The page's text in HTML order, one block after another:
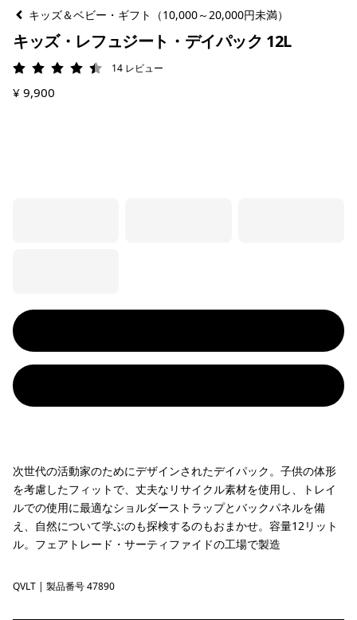
キッズ＆ベビー・ギフト（10,000～20,000円未満）
キッズ・レフュジート・デイパック 12L
評価: 4.4 / 5
14 レビュー
¥ 9,900
次世代の活動家のためにデザインされたデイパック。子供の体形
を考慮したフィットで、丈夫なリサイクル素材を使用し、トレイ
ルでの使用に最適なショルダーストラップとバックパネルを備
え、自然について学ぶのも探検するのもおまかせ。容量12リット
ル。フェアトレード・サーティファイドの工場で製造
Quiet Violet
QVLT | 製品番号 47890